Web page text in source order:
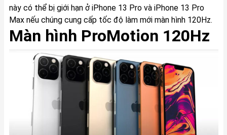
này có thể bị giới hạn ở iPhone 13 Pro và iPhone 13 Pro
Maxnếu chúng cung cấp tốc độ làm mới màn hình 120Hz.
Màn hình ProMotion 120Hz